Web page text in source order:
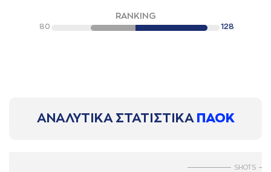
RANKING
80 128
ΑΝΑΛΥΤΙΚΑ ΣΤΑΤΙΣΤΙΚΑ ΠΑΟΚ
SHOTS